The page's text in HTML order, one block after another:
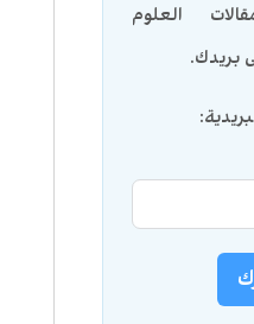
العلوم
بريدك.